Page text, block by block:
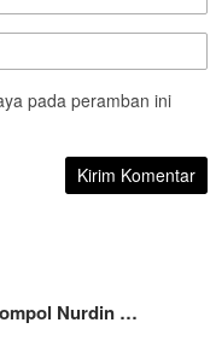
pada peramban ini
Nurdin …